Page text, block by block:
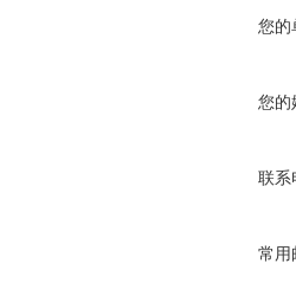
您的
您的
联系
常用